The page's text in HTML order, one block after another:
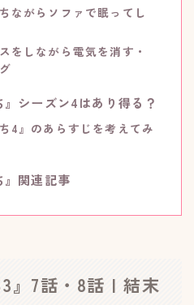
ながらソファで眠ってし
をしながら電気を消す・
』シーズン4はあり得る？
4』のあらすじを考えてみ
』関連記事
3』7話・8話 | 結末